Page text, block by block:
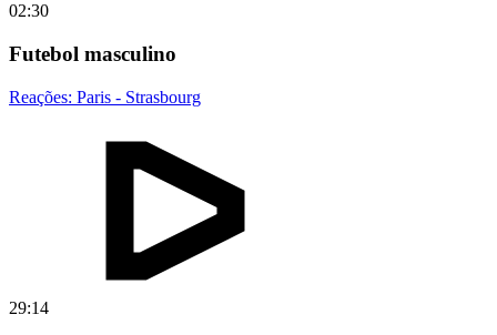
02:30
Futebol masculino
Reações: Paris - Strasbourg
29:14